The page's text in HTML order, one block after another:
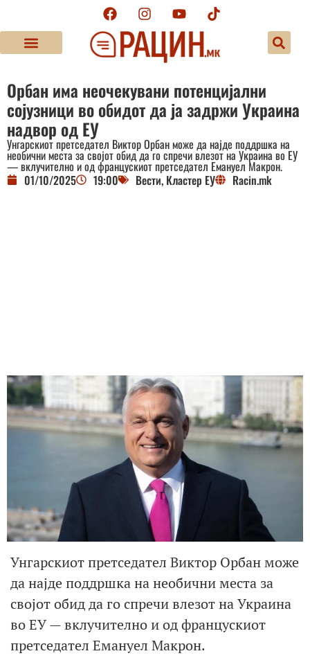
Орбан има неочекувани потенцијални
сојузници во обидот да ја задржи Украина
надвор од ЕУ
Унгарскиот претседател Виктор Орбан може да најде поддршка на
необични места за својот обид да го спречи влезот на Украина во ЕУ
— вклучително и од францускиот претседател Емануел Макрон.
01/10/2025
19:00 Вести, Кластер ЕУ Racin.mk
Унгарскиот претседател Виктор Орбан може
да најде поддршка на необични места за
својот обид да го спречи влезот на Украина
во ЕУ — вклучително и од францускиот
претседател Емануел Макрон.